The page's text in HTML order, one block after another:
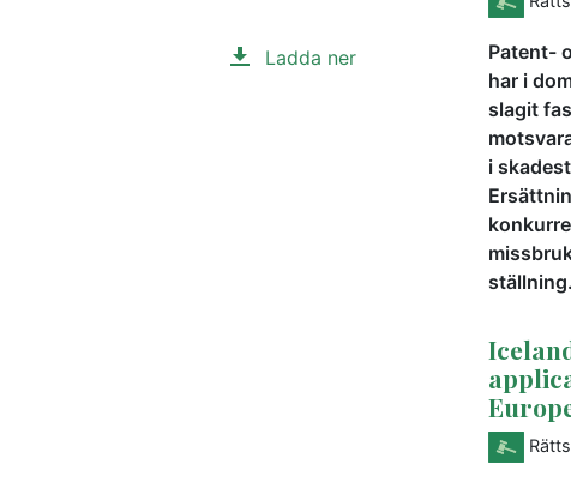
Ladda ner
Patent-
har i
slagit
i
ställning.